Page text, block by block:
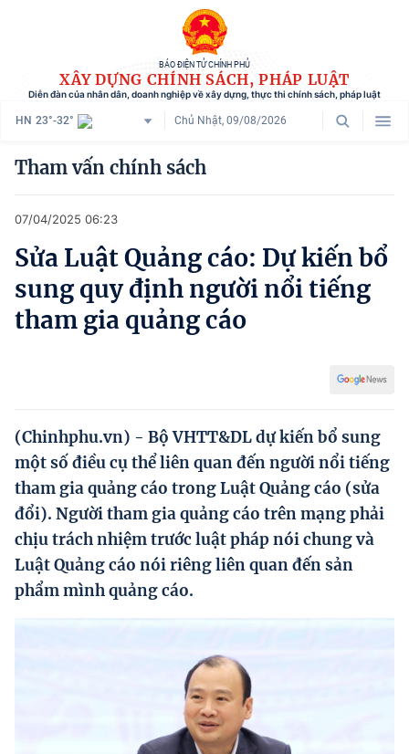
BÁO ĐIỆN TỬ CHÍNH PHỦ
XÂY DỰNG CHÍNH SÁCH, PHÁP LUẬT
Diễn đàn của nhân dân, doanh nghiệp về xây dựng, thực thi chính sách, pháp luật
HN 23°-32° Chủ Nhật, 09/08/2026
Danh mục
Tham vấn chính sách
Người dân góp ý
Phát triển kinh tế tư nhân và doanh nghiệp dân tộc
Ocop và chuỗi giá trị Nông sản
Kinh tế tư nhân
Doanh nghiệp dân tộc
Tham vấn chính sách
07/04/2025 06:23
Sửa Luật Quảng cáo: Dự kiến bổ
sung quy định người nổi tiếng
tham gia quảng cáo
(Chinhphu.vn) - Bộ VHTT&DL dự kiến bổ sung
một số điều cụ thể liên quan đến người nổi tiếng
tham gia quảng cáo trong Luật Quảng cáo (sửa
đổi). Người tham gia quảng cáo trên mạng phải
chịu trách nhiệm trước luật pháp nói chung và
Luật Quảng cáo nói riêng liên quan đến sản
phẩm mình quảng cáo.